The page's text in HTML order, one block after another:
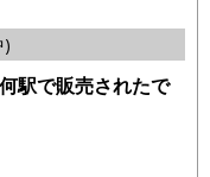
駅で販売されたで